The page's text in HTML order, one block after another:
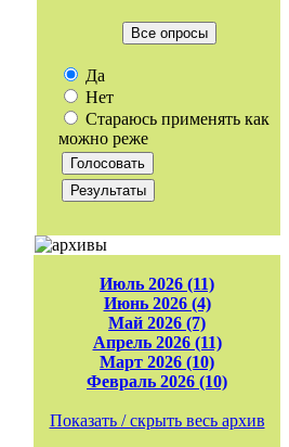
Все опросы
Да
Нет
Стараюсь применять как
можно реже
Июль 2026 (11)
Июнь 2026 (4)
Май 2026 (7)
Апрель 2026 (11)
Март 2026 (10)
Февраль 2026 (10)
Показать / скрыть весь архив